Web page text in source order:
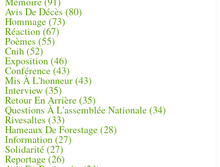
Avis De Décès (80)
Hommage (73)
Réaction(67)
Poèmes (55)
Cnih (52)
Exposition (46)
Conférence(43)
Mis À L'honneur (43)
Interview (35)
Retour En Arrière (35)
Questions À L'assemblée Nationale (34)
Rivesaltes (33)
Hameaux De Forestage (28)
Information (27)
Solidarité (27)
Reportage(26)